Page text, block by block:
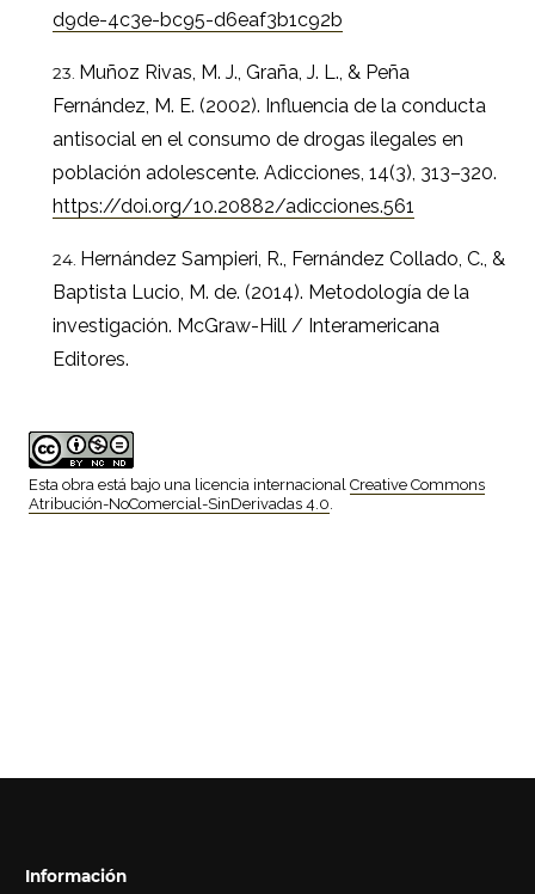
Esta obra está bajo una licencia internacional Creative Commons
Atribución-NoComercial-SinDerivadas 4.0.
d9de-4c3e-bc95-d6eaf3b1c92b
Muñoz Rivas, M. J., Graña, J. L., & Peña
Fernández, M. E. (2002). Influencia de la conducta
antisocial en el consumo de drogas ilegales en
población adolescente. Adicciones, 14(3), 313–320.
https://doi.org/10.20882/adicciones.561
Hernández Sampieri, R., Fernández Collado, C., &
Baptista Lucio, M. de. (2014). Metodología de la
investigación. McGraw-Hill / Interamericana
Editores.
Información